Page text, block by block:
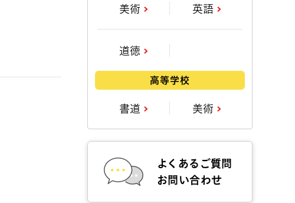
美術 英語
道徳
高等学校
書道 美術
よくあるご質問
お問い合わせ